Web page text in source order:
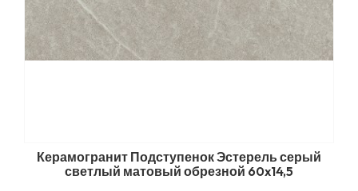
Керамогранит Подступенок Эстерель серый
светлый матовый обрезной 60x14,5